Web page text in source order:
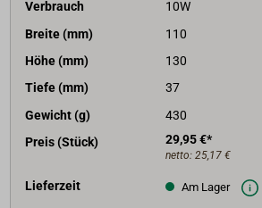
Verbrauch
10W
Breite (mm)
110
Höhe (mm)
130
Tiefe (mm)
37
Gewicht (g)
430
Preis (Stück)
29,95 €*
netto: 25,17 €
Lieferzeit Am Lager